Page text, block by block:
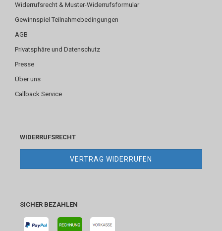
Widerrufsrecht & Muster-Widerrufsformular
Gewinnspiel Teilnahmebedingungen
AGB
Privatsphäre und Datenschutz
Presse
Über uns
Callback Service
WIDERRUFSRECHT
VERTRAG WIDERRUFEN
SICHER BEZAHLEN